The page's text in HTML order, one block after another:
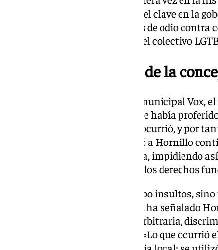
extrema derecha jugaba un papel clave en la
implicaba normalizar discursos de odio contra
mujeres, personas migrantes y el colectivo
Alés retiró la palabra de la
Ante esto, a petición del grupo municipal Vox,
orden a Hornillo asegurando que había
coalición de izquierdas “nunca ocurrió, y por
este sentido, «no solo se impidió a Hornillo
finalmente se le retiró la palabra, impidiendo
crítica política y a la defensa de los derechos
En opinión de Podemos, «no hubo insultos,
democrático de crítica política», ha señalado
esta decisión «fue claramente arbitraria,
parte del presidente del Pleno». «Lo que ocurrió